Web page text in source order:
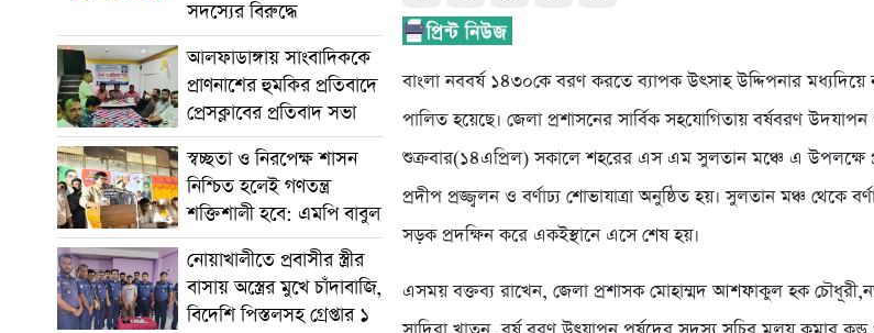
সদস্যের বিরুদ্ধে
আলফাডাঙ্গায় সাংবাদিককে
প্রাণনাশের হুমকির প্রতিবাদে
প্রেসক্লাবের প্রতিবাদ সভা
স্বচ্ছতা ও নিরপেক্ষ শাসন
নিশ্চিত হলেই গণতন্ত্র
শক্তিশালী হবে: এমপি বাবুল
নোয়াখালীতে প্রবাসীর স্ত্রীর
বাসায় অস্ত্রের মুখে চাঁদাবাজি,
বিদেশি পিস্তলসহ গ্রেপ্তার ১
বাংলা নববর্ষ ১৪৩০কে বরণ করতে ব্যাপক উৎসাহ উদ্দিপনার মধ্যদিয়ে
পালিত হয়েছে। জেলা প্রশাসনের সার্বিক সহযোগিতায় বর্ষবরণ
শুক্রবার(১৪এপ্রিল) সকালে শহরের এস এম সুলতান মঞ্চে এ উপলক্ষে
প্রদীপ প্রজ্জ্বলন ও বর্ণাঢ্য শোভাযাত্রা অনুষ্ঠিত হয়। সুলতান মঞ্চ থেকে
সড়ক প্রদক্ষিন করে একইস্থানে এসে শেষ হয়।
এসময় বক্তব্য রাখেন, জেলা প্রশাসক মোহাম্মদ আশফাকুল হক